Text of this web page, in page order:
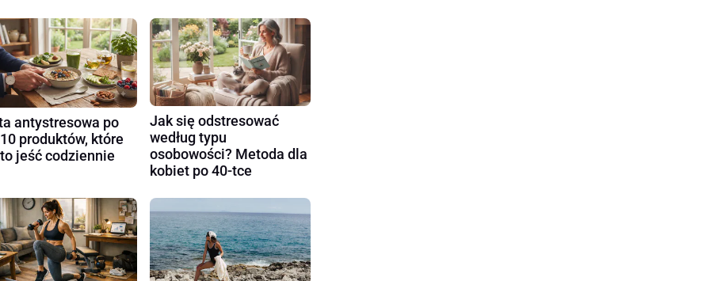
antystresowa po
produktów, które
jeść codziennie
Jak się odstresować
według typu
osobowości? Metoda dla
kobiet po 40-tce